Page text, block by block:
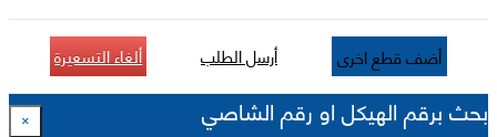
أضف قطع اخرى أرسل الطلب ألغاء التسعيرة
بحث برقم الهيكل او رقم الشاصي ×